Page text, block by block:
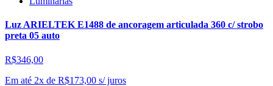
Luz ARIELTEK E1488 de ancoragem articulada 360 c/ strobo
preta 05 auto
R$346,00
Em até 2x de R$173,00 s/ juros